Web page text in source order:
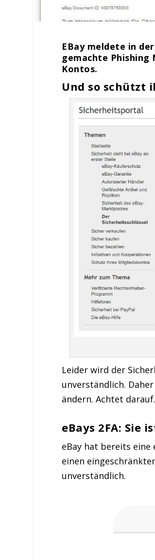
EBay meldete in
gemachte
Kontos.
Und so schützt
Leider wird der
unverständlich.
ändern. Achtet darauf.
eBays 2FA: Sie
eBay hat bereits
einen
unverständlich.